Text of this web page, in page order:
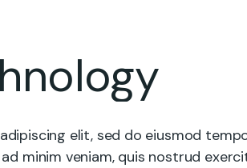
elit, sed do eiusmod
minim veniam, quis nostrud